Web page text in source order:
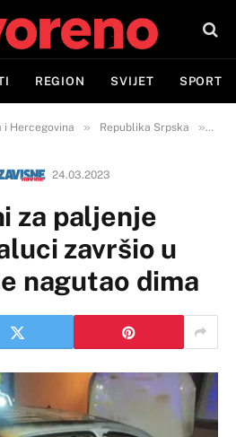
REGION SVIJET SPORT
i Hercegovina » Republika Srpska »
24.03.2023
za paljenje
završio u
nagutao dima